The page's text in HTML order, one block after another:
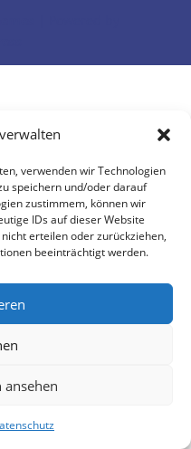
verwenden wir Technologien
speichern und/oder darauf
zustimmem, können wir
IDs auf dieser Website
erteilen oder zurückziehen,
beeinträchtigt werden.
ansehen